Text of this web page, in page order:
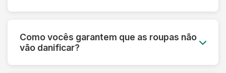
tecidos sintéticos e técnicos. Cada material
Como vocês garantem que as roupas não
vão danificar?